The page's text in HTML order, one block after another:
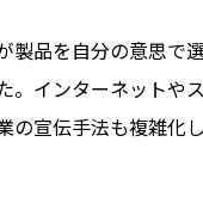
品を自分の意思で
インターネットや
宣伝手法も複雑化